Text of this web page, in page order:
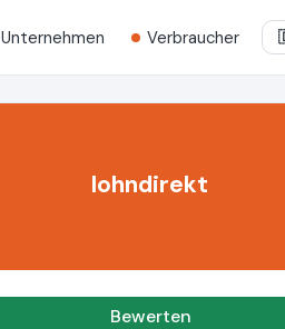
Unternehmen Verbraucher
lohndirekt
Bewerten